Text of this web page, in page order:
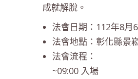
成就解脫。
法會日期：112年8月
法會地點：彰化縣景
法會流程：
~09:00 入場